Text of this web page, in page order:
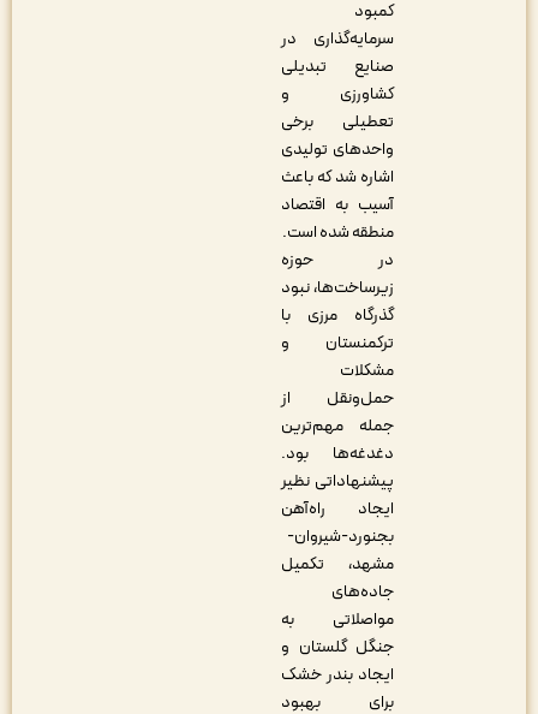
سرمایه‌گذاری در
صنایع تبدیلی
کشاورزی و
تعطیلی برخی
واحدهای تولیدی
اشاره شد که باعث
آسیب به اقتصاد
منطقه شده است.
در حوزه
زیرساخت‌ها، نبود
گذرگاه مرزی با
ترکمنستان و
مشکلات
حمل‌ونقل از
جمله مهم‌ترین
دغدغه‌ها بود.
پیشنهاداتی نظیر
ایجاد راه‌آهن
بجنورد-شیروان-
مشهد، تکمیل
جاده‌های
مواصلاتی به
جنگل گلستان و
ایجاد بندر خشک
برای بهبود